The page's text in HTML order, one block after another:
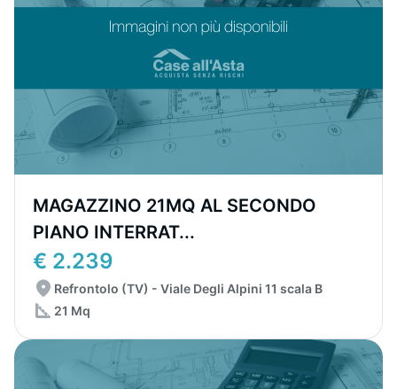
MAGAZZINO 21MQ AL SECONDO
PIANO INTERRAT...
€ 2.239
Refrontolo (TV) - Viale Degli Alpini 11 scala B
21 Mq